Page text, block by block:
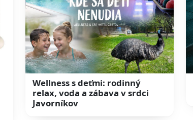
Wellness s deťmi: rodinný
relax, voda a zábava v srdci
Javorníkov